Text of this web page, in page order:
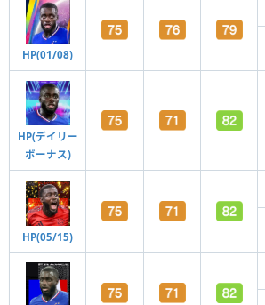
HP(01/08)
HP(デイリー
ボーナス)
HP(05/15)